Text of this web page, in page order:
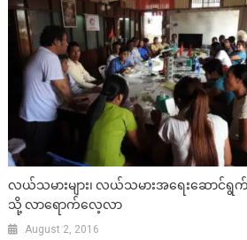
လယ်သမားများ၊ လယ်သမားအရေးဆောင်ရွက်သူ
သို့ လာရောက်လေ့လာ
August 2, 2016